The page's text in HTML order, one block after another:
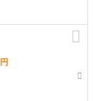
円